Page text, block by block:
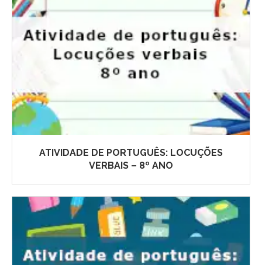
ATIVIDADE DE PORTUGUÊS: LOCUÇÕES
VERBAIS – 8º ANO